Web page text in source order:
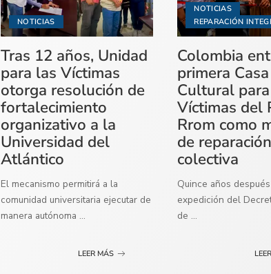
NOTICIAS
Tras 12 años, Unidad
para las Víctimas
otorga resolución de
fortalecimiento
organizativo a la
Universidad del
Atlántico
El mecanismo permitirá a la
comunidad universitaria ejecutar de
manera autónoma ...
LEER MÁS
NOTICIAS
REPARACIÓN
Colombia
primera Casa
Cultural
Víctimas del
Rrom como
de reparación
colectiva
Quince años
expedición del
de ...